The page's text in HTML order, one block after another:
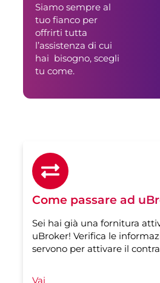
Siamo sempre al
tuo fianco per
offrirti tutta
l’assistenza di cui
hai bisogno, scegli
tu come.
Come passare ad
Sei hai già una fornitura
uBroker! Verifica le
servono per attivare il
Vai